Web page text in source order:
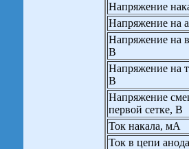
Напряжение
Напряжение на
Напряжение на
В
Напряжение на
В
Напряжение
первой сетке, В
Ток накала, мА
Ток в цепи